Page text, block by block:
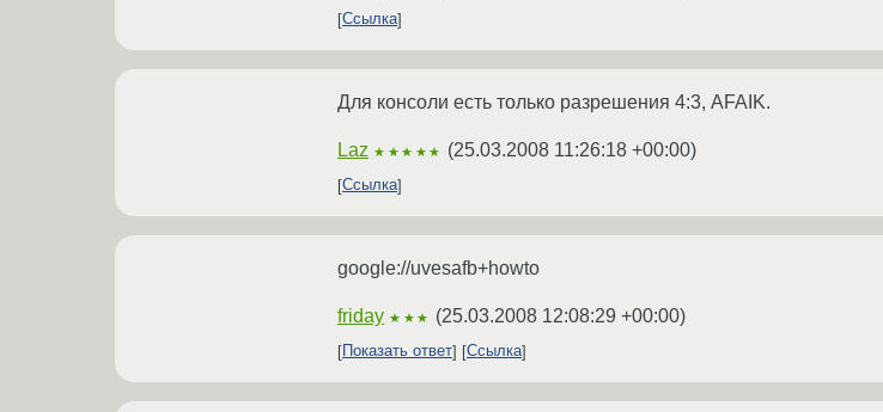
Ссылка
Для консоли есть только разрешения 4:3, AFAIK.
Laz ★★★★★ (25.03.2008 11:26:18 +00:00)
Ссылка
google://uvesafb+howto
friday ★★★ (25.03.2008 12:08:29 +00:00)
Показать ответ Ссылка